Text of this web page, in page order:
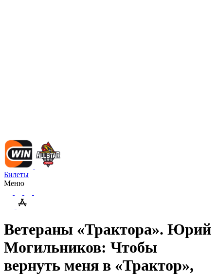
Билеты
Меню
Ветераны «Трактора». Юрий
Могильников: Чтобы
вернуть меня в «Трактор»,